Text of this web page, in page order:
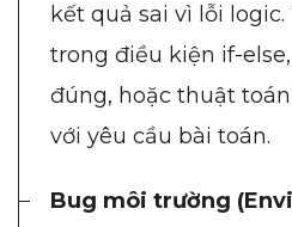
kết quả sai vì lỗi
trong điều kiện if-
đúng, hoặc thuật
với yêu cầu bài toán.
Bug môi trường